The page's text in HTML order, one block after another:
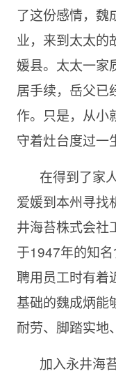
了这份感情，魏
业，来到太太
媛县。太太一家
居手续，岳父已
作。只是，从小
守着灶台度过一
在得到了家
爱媛到本州寻找
井海苔株式会社
于1947年的知
聘用员工时有着
基础的魏成炳能
耐劳、脚踏实地
加入永井海